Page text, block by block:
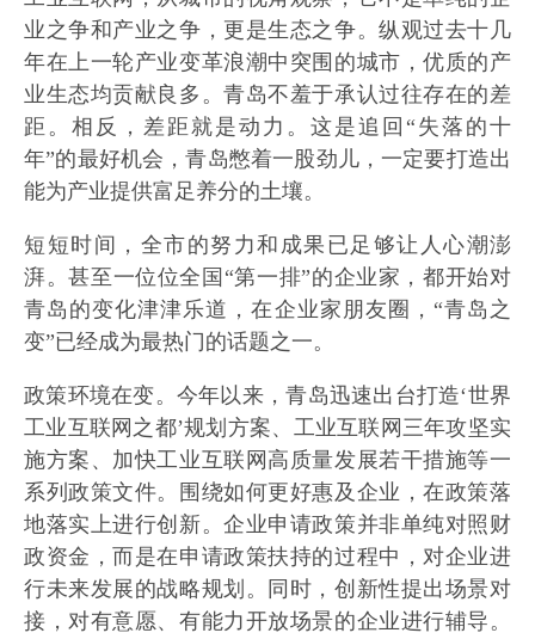
业之争和产业之争，更是生态之争。纵观过去十几
年在上一轮产业变革浪潮中突围的城市，优质的产
业生态均贡献良多。青岛不羞于承认过往存在的差
距。相反，差距就是动力。这是追回“失落的十
年”的最好机会，青岛憋着一股劲儿，一定要打造出
能为产业提供富足养分的土壤。
短短时间，全市的努力和成果已足够让人心潮澎
湃。甚至一位位全国“第一排”的企业家，都开始对
青岛的变化津津乐道，在企业家朋友圈，“青岛之
变”已经成为最热门的话题之一。
政策环境在变。今年以来，青岛迅速出台打造‘世界
工业互联网之都’规划方案、工业互联网三年攻坚实
施方案、加快工业互联网高质量发展若干措施等一
系列政策文件。围绕如何更好惠及企业，在政策落
地落实上进行创新。企业申请政策并非单纯对照财
政资金，而是在申请政策扶持的过程中，对企业进
行未来发展的战略规划。同时，创新性提出场景对
接，对有意愿、有能力开放场景的企业进行辅导。